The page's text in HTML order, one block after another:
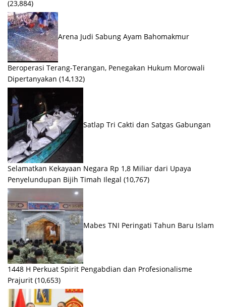
(23,884)
Arena Judi Sabung Ayam Bahomakmur
Beroperasi Terang-Terangan, Penegakan Hukum Morowali
Dipertanyakan (14,132)
Satlap Tri Cakti dan Satgas Gabungan
Selamatkan Kekayaan Negara Rp 1,8 Miliar dari Upaya
Penyelundupan Bijih Timah Ilegal (10,767)
Mabes TNI Peringati Tahun Baru Islam
1448 H Perkuat Spirit Pengabdian dan Profesionalisme
Prajurit (10,653)